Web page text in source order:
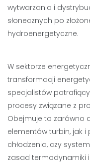
wytwarzania i
słonecznych po
hydroenergetyczne.
W sektorze
transformacji
specjalistów
procesy związane z
Obejmuje to zarówno
elementów turbin, jak
chłodzenia, czy
zasad termodynamiki